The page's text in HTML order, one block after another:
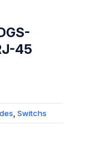
45
, Switchs